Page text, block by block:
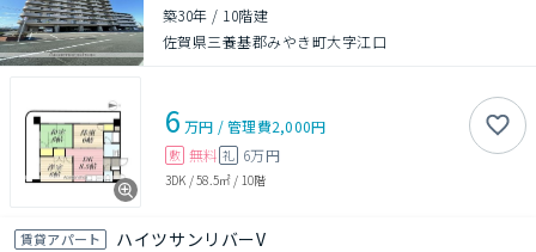
築30年 / 10階建
佐賀県三養基郡みやき町大字江口
6 万円 /管理費2,000円
敷 無料 礼 6万円
3DK /58.5㎡ / 10階
賃貸アパート ハイツサンリバーV